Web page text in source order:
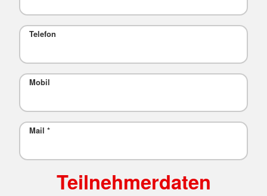
Telefon
Mobil
Mail *
Teilnehmerdaten